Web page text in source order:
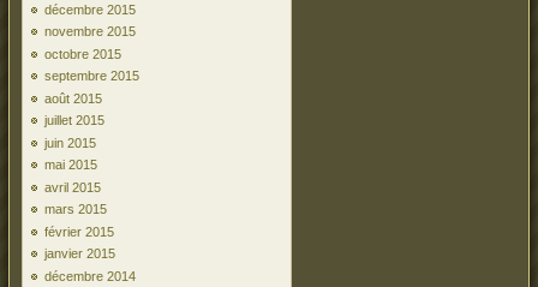
décembre 2015
novembre 2015
octobre 2015
septembre 2015
août 2015
juillet 2015
juin 2015
mai 2015
avril 2015
mars 2015
février 2015
janvier 2015
décembre 2014